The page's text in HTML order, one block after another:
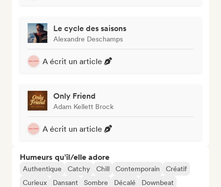
Le cycle des saisons
Alexandre Deschamps
A écrit un article
Only Friend
Adam Kellett Brock
A écrit un article
Humeurs qu’il/elle adore
Authentique Catchy Chill Contemporain
Créatif
Curieux
Dansant Sombre Décalé
Downbeat